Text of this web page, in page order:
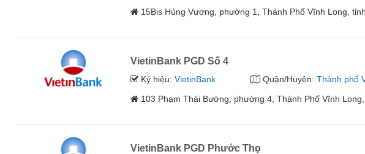
15Bis Hùng Vương, phường 1, Thành Phố Vĩnh Long,
VietinBank PGD Số 4
Ký hiệu:VietinBank Quận/Huyện: Thành phố
103 Phạm Thái Bường, phường 4, Thành Phố Vĩnh
VietinBank PGD Phước Thọ